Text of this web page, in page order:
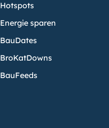
Hotspots
Energie sparen
BauDates
BroKatDowns
BauFeeds